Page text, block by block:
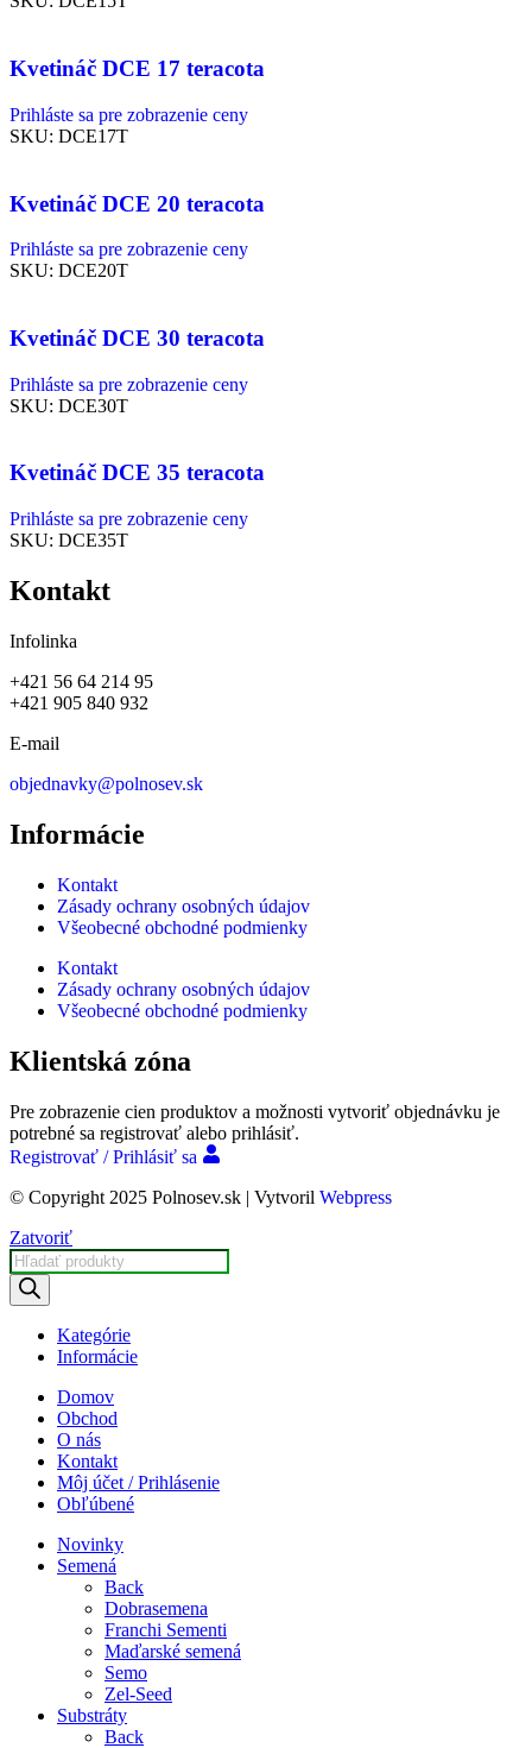
Kvetináč DCE 17 teracota
Prihláste sa pre zobrazenie ceny
SKU: DCE17T
Kvetináč DCE 20 teracota
Prihláste sa pre zobrazenie ceny
SKU: DCE20T
Kvetináč DCE 30 teracota
Prihláste sa pre zobrazenie ceny
SKU: DCE30T
Kvetináč DCE 35 teracota
Prihláste sa pre zobrazenie ceny
SKU: DCE35T
Kontakt
Infolinka
+421 56 64 214 95
+421 905 840 932
E-mail
objednavky@polnosev.sk
Informácie
Kontakt
Zásady ochrany osobných údajov
Všeobecné obchodné podmienky
Kontakt
Zásady ochrany osobných údajov
Všeobecné obchodné podmienky
Klientská zóna
Pre zobrazenie cien produktov a možnosti vytvoriť objednávku je
potrebné sa registrovať alebo prihlásiť.
Registrovať / Prihlásiť sa
© Copyright 2025 Polnosev.sk | Vytvoril Webpress
Zatvoriť
Products
search
Kategórie
Informácie
Domov
Obchod
O nás
Kontakt
Môj účet / Prihlásenie
Obľúbené
Novinky
Semená
Back
Dobrasemena
Franchi Sementi
Maďarské semená
Semo
Zel-Seed
Substráty
Back